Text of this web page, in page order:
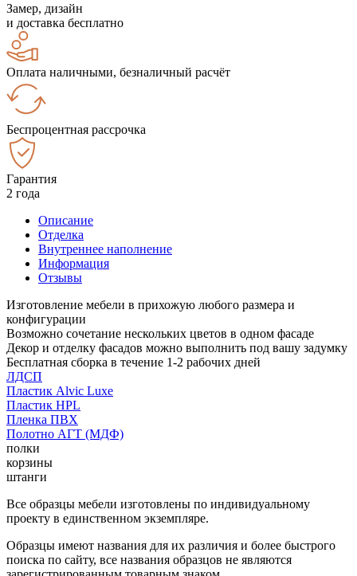
Замер, дизайн
и доставка бесплатно
Оплата наличными, безналичный расчёт
Беспроцентная рассрочка
Гарантия
2 года
Описание
Отделка
Внутреннее наполнение
Информация
Отзывы
Изготовление мебели в прихожую любого размера и
конфигурации
Возможно сочетание нескольких цветов в одном фасаде
Декор и отделку фасадов можно выполнить под вашу задумку
Бесплатная сборка в течение 1-2 рабочих дней
ЛДСП
Пластик Alvic Luxe
Пластик HPL
Пленка ПВХ
Полотно АГТ (МДФ)
полки
корзины
штанги
Все образцы мебели изготовлены по индивидуальному
проекту в единственном экземпляре.
Образцы имеют названия для их различия и более быстрого
поиска по сайту, все названия образцов не являются